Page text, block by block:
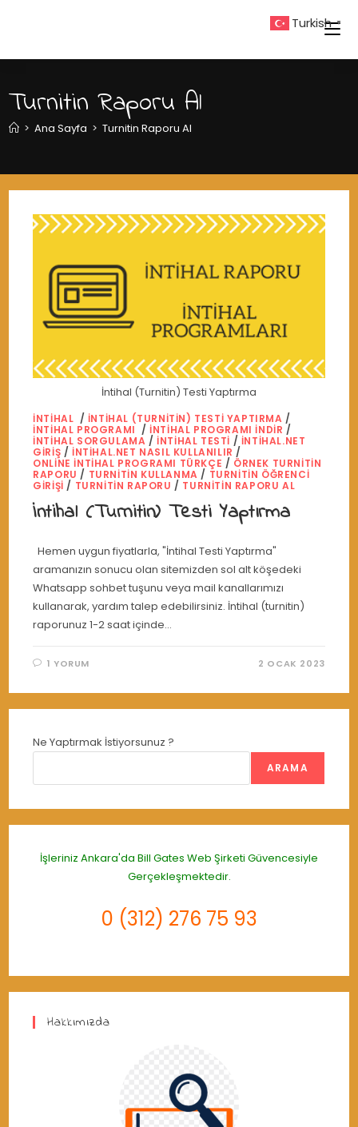
Turnitin Raporu Al
> Ana Sayfa > Turnitin Raporu Al
İntihal (Turnitin) Testi Yaptırma
İNTIHAL / İNTIHAL (TURNITIN) TESTI YAPTIRMA /
İNTIHAL PROGRAMI /İNTIHAL PROGRAMI INDIR /
İNTIHAL SORGULAMA /İNTIHAL TESTI / INTIHAL.NET
GIRIŞ /INTIHAL.NET NASIL KULLANILIR /
ONLINE INTIHAL PROGRAMI TÜRKÇE / ÖRNEK TURNITIN
RAPORU / TURNITIN KULLANMA / TURNITIN ÖĞRENCI
GIRIŞI / TURNITIN RAPORU / TURNITIN RAPORU AL
İntihal (Turnitin) Testi Yaptırma
Hemen uygun fiyatlarla, "İntihal Testi Yaptırma"
aramanızın sonucu olan sitemizden sol alt köşedeki
Whatsapp sohbet tuşunu veya mail kanallarımızı
kullanarak, yardım talep edebilirsiniz. İntihal (turnitin)
raporunuz 1-2 saat içinde…
1 YORUM 2 OCAK 2023
Ne Yaptırmak İstiyorsunuz ?
ARAMA
İşleriniz Ankara'da Bill Gates Web Şirketi Güvencesiyle
Gerçekleşmektedir.
0 (312) 276 75 93
Hakkımızda
Turkish ▼